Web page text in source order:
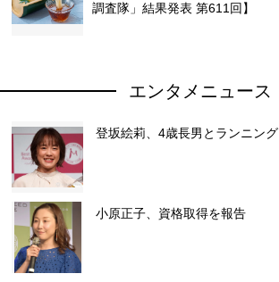
調査隊」結果発表 第611回】
エンタメニュース
登坂絵莉、4歳長男とランニング
小原正子、資格取得を報告